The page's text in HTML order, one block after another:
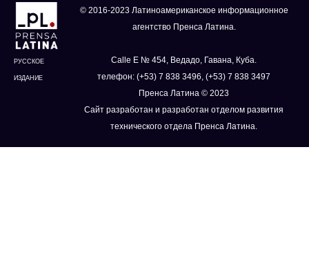
РУССКОЕ
ИЗДАНИЕ
© 2016-2023 Латиноамериканское информационное
агентство Пренса Латина.
Calle E № 454, Ведадо, Гавана, Куба.
телефон: (+53) 7 838 3496, (+53) 7 838 3497
Пренса Латина © 2023
Сайт разработан и разработан отделом развития
технического отдела Пренса Латина.